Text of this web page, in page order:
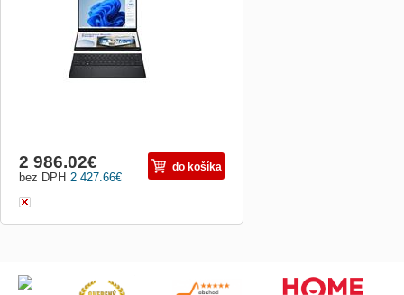
WEEE 1.11 BASE UNIT VSNB14X1-
BU1100 Marketing Name ASUS Zenbook
Duo Operating System Windows 11 Pro -
ASUS recommends Windows 11 Pro for
business Of...
2 427.66€
bez DPH
2 986.02€ do košíka